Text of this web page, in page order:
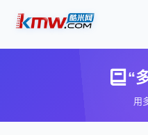
“
用